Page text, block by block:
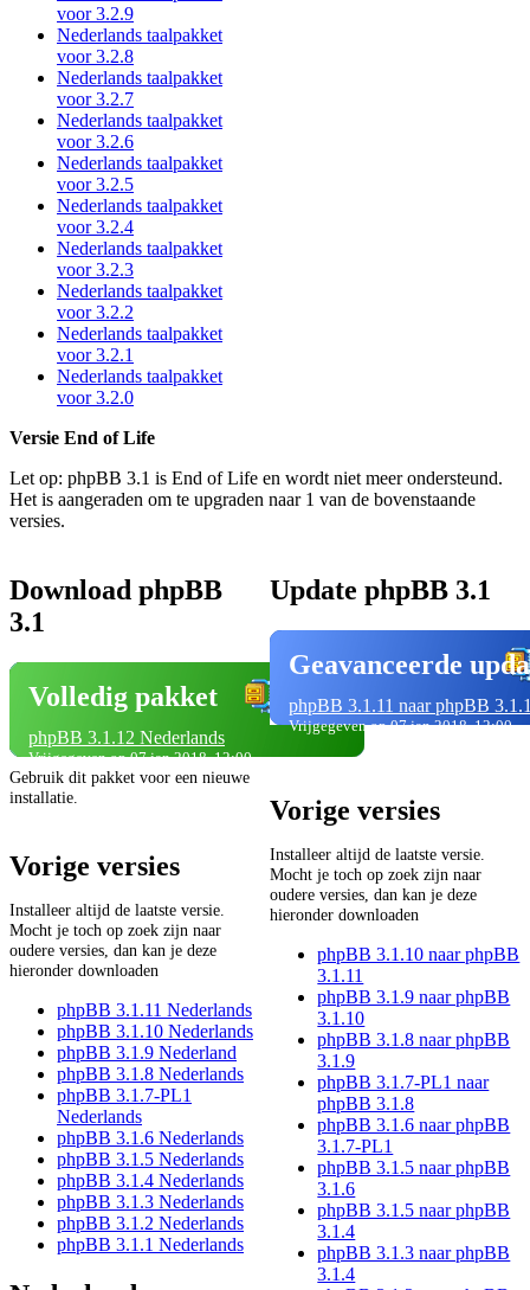
voor 3.2.9
Nederlands taalpakket
voor 3.2.8
Nederlands taalpakket
voor 3.2.7
Nederlands taalpakket
voor 3.2.6
Nederlands taalpakket
voor 3.2.5
Nederlands taalpakket
voor 3.2.4
Nederlands taalpakket
voor 3.2.3
Nederlands taalpakket
voor 3.2.2
Nederlands taalpakket
voor 3.2.1
Nederlands taalpakket
voor 3.2.0
Versie End of Life
Let op: phpBB 3.1 is End of Life en wordt niet meer ondersteund.
Het is aangeraden om te upgraden naar 1 van de bovenstaande
versies.
Download phpBB
3.1
Volledig pakket
phpBB 3.1.12 Nederlands
Vrijgegeven op 07 jan 2018, 12:00
Gebruik dit pakket voor een nieuwe
installatie.
Vorige versies
Installeer altijd de laatste versie.
Mocht je toch op zoek zijn naar
oudere versies, dan kan je deze
hieronder downloaden
phpBB 3.1.11 Nederlands
phpBB 3.1.10 Nederlands
phpBB 3.1.9 Nederland
phpBB 3.1.8 Nederlands
phpBB 3.1.7-PL1
Nederlands
phpBB 3.1.6 Nederlands
phpBB 3.1.5 Nederlands
phpBB 3.1.4 Nederlands
phpBB 3.1.3 Nederlands
phpBB 3.1.2 Nederlands
phpBB 3.1.1 Nederlands
Update phpBB 3.1
Geavanceerde
phpBB 3.1.11 naar phpBB
Vrijgegeven op 07 jan 2018, 12:00
Vorige versies
Installeer altijd de laatste versie.
Mocht je toch op zoek zijn naar
oudere versies, dan kan je deze
hieronder downloaden
phpBB 3.1.10 naar phpBB
3.1.11
phpBB 3.1.9 naar phpBB
3.1.10
phpBB 3.1.8 naar phpBB
3.1.9
phpBB 3.1.7-PL1 naar
phpBB 3.1.8
phpBB 3.1.6 naar phpBB
3.1.7-PL1
phpBB 3.1.5 naar phpBB
3.1.6
phpBB 3.1.5 naar phpBB
3.1.4
phpBB 3.1.3 naar phpBB
3.1.4